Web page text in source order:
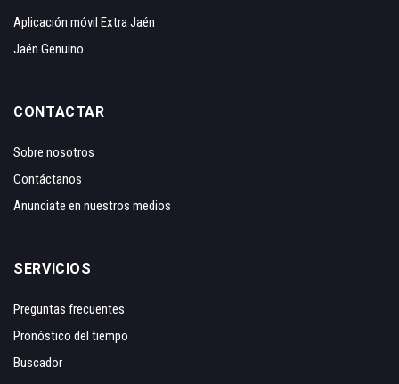
Aplicación móvil Extra Jaén
Jaén Genuino
CONTACTAR
Sobre nosotros
Contáctanos
Anunciate en nuestros medios
SERVICIOS
Preguntas frecuentes
Pronóstico del tiempo
Buscador